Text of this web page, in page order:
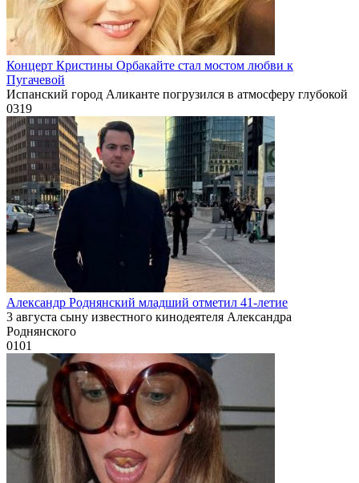
Концерт Кристины Орбакайте стал мостом любви к
Пугачевой
Испанский город Аликанте погрузился в атмосферу глубокой
0319
Александр Роднянский младший отметил 41-летие
3 августа сыну известного кинодеятеля Александра
Роднянского
0101